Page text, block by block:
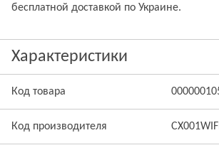
бесплатной доставкой по Украине.
Характеристики
Код товара
Код производителя CX001WIFI